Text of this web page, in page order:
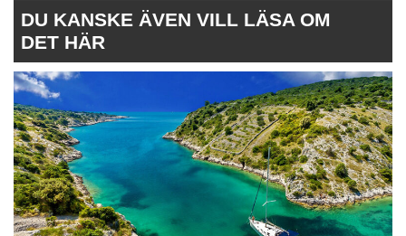
DU KANSKE ÄVEN VILL LÄSA OM
DET HÄR